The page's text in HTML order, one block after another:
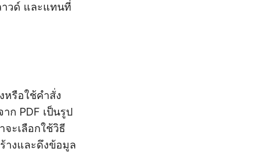
าวด์ และแทนที่
หรือใช้คำสั่ง
ก PDF เป็นรูป
ะเลือกใช้วิธี
างและดึงข้อมูล